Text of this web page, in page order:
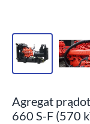
Agregat
660 S-F (570